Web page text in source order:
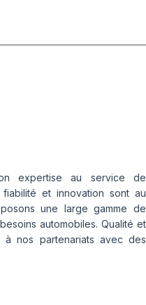
expertise au service de
fiabilité et innovation sont au
une large gamme de
automobiles. Qualité et
à nos partenariats avec des